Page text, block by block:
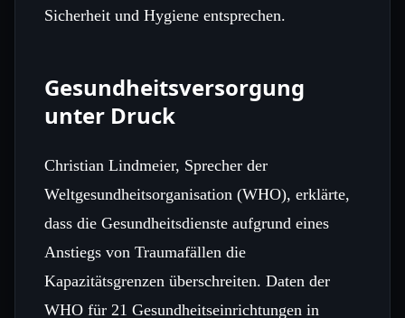
Sicherheit und Hygiene entsprechen.
Gesundheitsversorgung
unter Druck
Christian Lindmeier, Sprecher der
Weltgesundheitsorganisation (WHO), erklärte,
dass die Gesundheitsdienste aufgrund eines
Anstiegs von Traumafällen die
Kapazitätsgrenzen überschreiten. Daten der
WHO für 21 Gesundheitseinrichtungen in